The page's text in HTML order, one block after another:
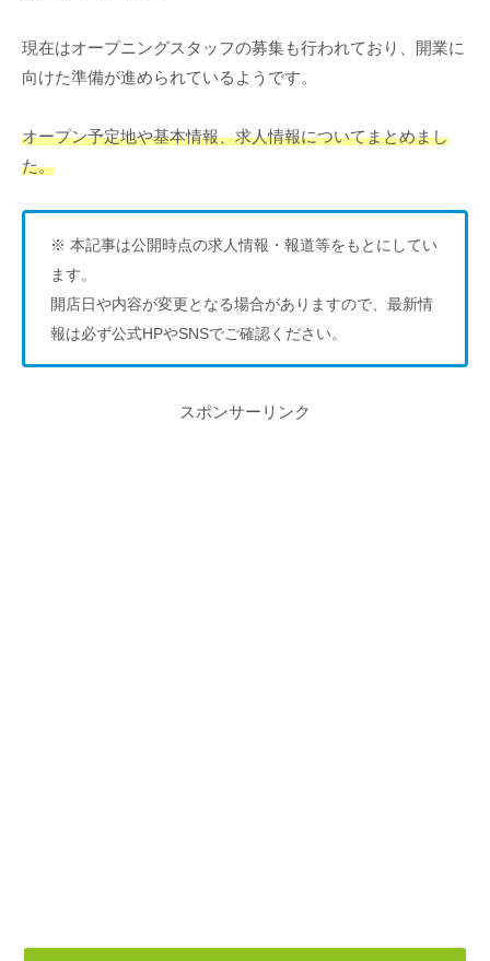
現在はオープニングスタッフの募集も行われており、開業に
向けた準備が進められているようです。
オープン予定地や基本情報、求人情報についてまとめまし
た。
※ 本記事は公開時点の求人情報・報道等をもとにしてい
ます。
開店日や内容が変更となる場合がありますので、最新情
報は必ず公式HPやSNSでご確認ください。
スポンサーリンク